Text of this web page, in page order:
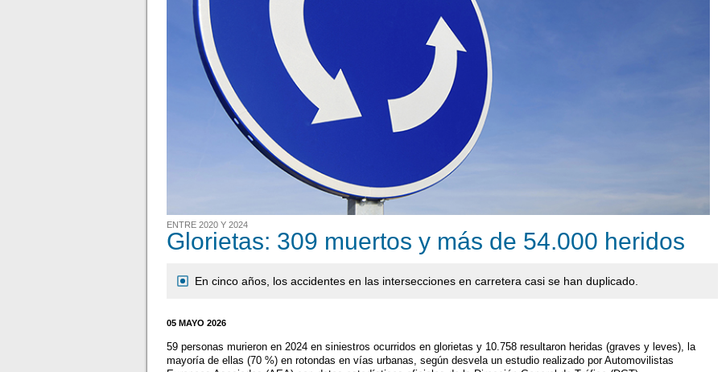
ENTRE 2020 Y 2024
Glorietas: 309 muertos y más de 54.000 heridos
En cinco años, los accidentes en las intersecciones en carretera casi se han duplicado.
05 MAYO 2026
59 personas murieron en 2024 en siniestros ocurridos en glorietas y 10.758 resultaron heridas (graves y leves), la
mayoría de ellas (70 %) en rotondas en vías urbanas, según desvela un estudio realizado por Automovilistas